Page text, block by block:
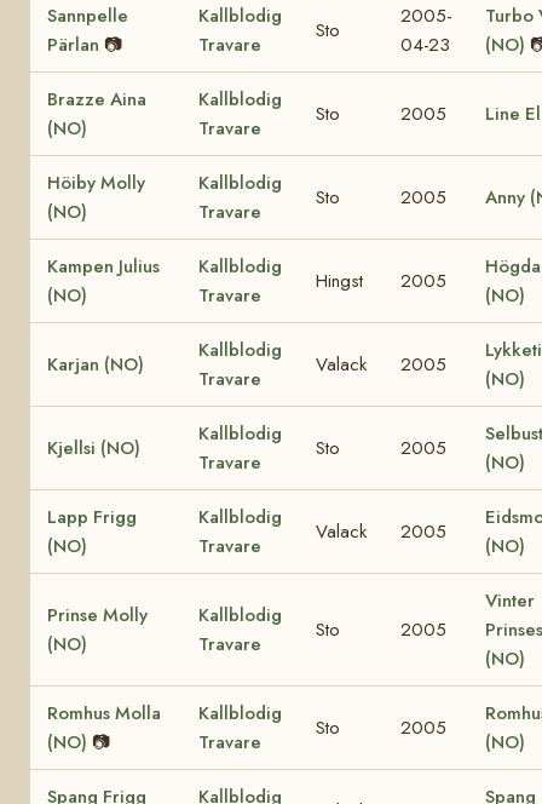
Sannpelle
Pärlan 📷
Kallblodig
Travare
Sto
2005-
04-23
Turbo
(NO)
Brazze Aina
(NO)
Kallblodig
Travare
Sto 2005 Line
Höiby Molly
(NO)
Kallblodig
Travare
Sto 2005 Anny
Kampen Julius
(NO)
Kallblodig
Travare
Hingst 2005
(NO)
Karjan (NO)
Kallblodig
Travare
Valack 2005
(NO)
Kjellsi (NO)
Kallblodig
Travare
Sto 2005
(NO)
Lapp Frigg
(NO)
Kallblodig
Travare
Valack 2005
(NO)
Prinse Molly
(NO)
Kallblodig
Travare
Sto 2005
Vinter
(NO)
Romhus Molla
(NO) 📷
Kallblodig
Travare
Sto 2005
(NO)
Spang Frigg Kallblodig Spang